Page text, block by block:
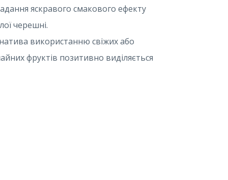
яскравого смакового ефекту
черешні.
використанню свіжих або
фруктів позитивно виділяється